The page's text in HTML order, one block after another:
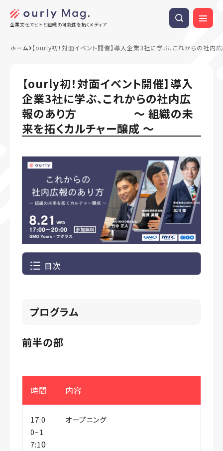
企業文化でヒトと組織の可能性を拓くメディア
ホーム 【ourly初！対面イベント開催】導入企業3社に学ぶ、これから
【ourly初！対面イベント開催】導入
企業3社に学ぶ、これからの社内広
報のあり方 ～ 組織の未
来を拓くカルチャー醸成 ～
目次
プログラム
前半の部
時間 内容
17:0
0~1
7:10
オープニング